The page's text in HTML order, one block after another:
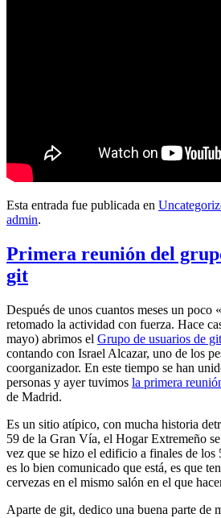
Esta entrada fue publicada en
admin.
Primera reunión del
git
Después de unos cuantos meses un poco
retomado la actividad con fuerza. Hace
mayo) abrimos el Grupo de usuarios de git
contando con Israel Alcazar, uno de los
coorganizador. En este tiempo se han
personas y ayer tuvimos la primera
de Madrid.
Es un sitio atípico, con mucha historia
59 de la Gran Vía, el Hogar Extremeño
vez que se hizo el edificio a finales de
es lo bien comunicado que está, es que
cervezas en el mismo salón en el que
Aparte de git, dedico una buena parte de